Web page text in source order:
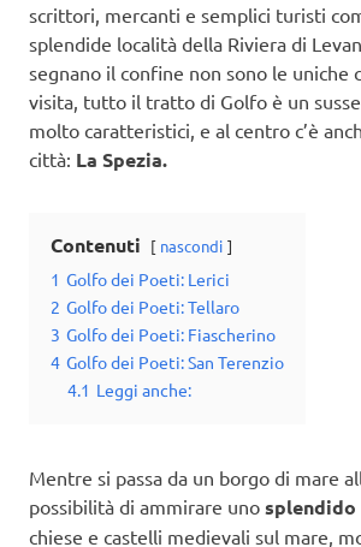
scrittori, mercanti e semplici turisti
splendide località della Riviera di
segnano il confine non sono le uniche
visita, tutto il tratto di Golfo è un
molto caratteristici, e al centro c’è
città: La Spezia.
Contenuti nascondi
1 Golfo dei Poeti: Lerici
2 Golfo dei Poeti: Tellaro
3 Golfo dei Poeti: Fiascherino
4 Golfo dei Poeti: San Terenzio
4.1 Leggi anche:
Mentre si passa da un borgo di mare
possibilità di ammirare uno splendido
chiese e castelli medievali sul mare,